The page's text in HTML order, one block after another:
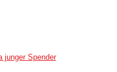
junger Spender